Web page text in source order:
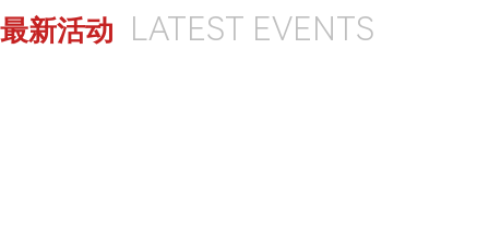
最新活动 LATEST EVENTS